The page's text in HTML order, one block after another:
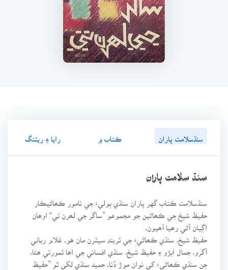
سنڌسلامت پاران ڪتاب ۾ رايا ۽ ريٽنگ
سنڌ سلامت پاران
سنڌسلامت ڪتاب گهر پاران سنڌي ٻوليءَ جي نامور ڪھاڻيڪار
حفيظ شيخ جي ڪھاڻين جو مجموعو ”ساگر جي لھرن تي“ اوھان
اڳيان آڻي رھيا آھيون.
حفيظ شيخ، سنڌي ڪھاڻيءَ جي ٽرينڊ سيٽرن مان هو. غلام رباني
آگرو، جمال ابڙو ۽ حفيظ شيخ، سنڌي افساني جي اها ٽمورتي هئا،
جن سنڌي ڪھاڻيءَ کي نوان موڙ ڏنا. حميد سنڌي لکي ٿو ”حفيظ